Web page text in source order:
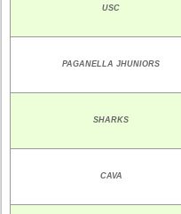
USC
PAGANELLA JHUNIORS
SHARKS
CAVA